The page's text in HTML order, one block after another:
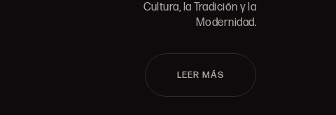
Cultura, la Tradición y la
Modernidad.
LEER MÁS